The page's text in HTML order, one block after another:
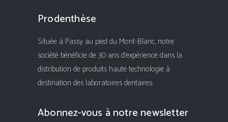
Prodenthèse
Située à Passy au pied du Mont-Blanc, notre
société bénéficie de 30 ans d'expérience dans la
distribution de produits haute technologie à
destination des laboratoires dentaires.
Abonnez-vous à notre newsletter